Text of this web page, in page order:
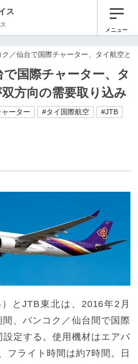
ス
メニュー
ク／仙台で国際チャーター、タイ航空と
国際チャーター、タ
方向の需要取り込み
ーター #タイ国際航空 #JTB
とJTB東北は、2016年2月
、バンコク／仙台間で国際
設定する。使用機材はエアバ
フライト時間は約7時間。日